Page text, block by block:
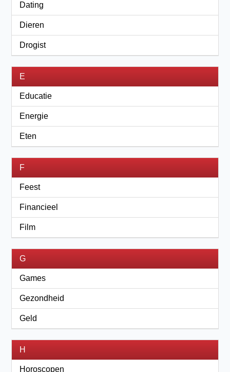
Dating
Dieren
Drogist
E
Educatie
Energie
Eten
F
Feest
Financieel
Film
G
Games
Gezondheid
Geld
H
Horoscopen